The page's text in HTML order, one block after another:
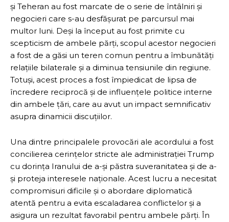
și Teheran au fost marcate de o serie de întâlniri și
negocieri care s-au desfășurat pe parcursul mai
multor luni. Deși la început au fost primite cu
scepticism de ambele părți, scopul acestor negocieri
a fost de a găsi un teren comun pentru a îmbunătăți
relațiile bilaterale și a diminua tensiunile din regiune.
Totuși, acest proces a fost împiedicat de lipsa de
încredere reciprocă și de influențele politice interne
din ambele țări, care au avut un impact semnificativ
asupra dinamicii discuțiilor.
Una dintre principalele provocări ale acordului a fost
concilierea cerințelor stricte ale administrației Trump
cu dorința Iranului de a-și păstra suveranitatea și de a-
și proteja interesele naționale. Acest lucru a necesitat
compromisuri dificile și o abordare diplomatică
atentă pentru a evita escaladarea conflictelor și a
asigura un rezultat favorabil pentru ambele părți. În